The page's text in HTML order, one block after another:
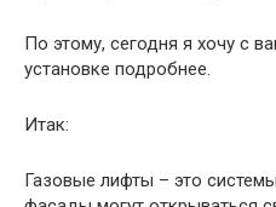
По этому, сегодня я хочу с
установке подробнее.
Итак:
Газовые лифты – это